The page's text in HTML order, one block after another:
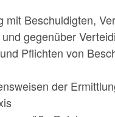
mit Beschuldigten,
gegenüber
Pflichten von
der